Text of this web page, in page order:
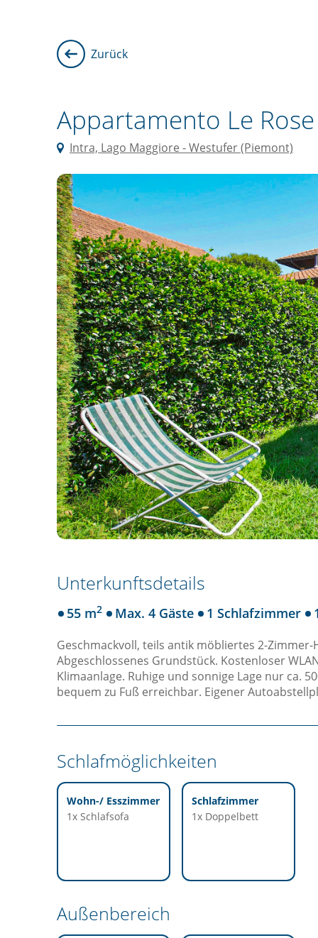
Zurück
Appartamento Le
Intra, Lago Maggiore - Westufer (Piemont)
Unterkunftsdetails
55 m2 Max. 4 Gäste 1 Schlafzimmer
Geschmackvoll, teils antik möbliertes 2-
Abgeschlossenes Grundstück. Kostenloser
Klimaanlage. Ruhige und sonnige Lage nur ca.
bequem zu Fuß erreichbar. Eigener
Schlafmöglichkeiten
Wohn-/ Esszimmer
1x Schlafsofa
Schlafzimmer
1x Doppelbett
Außenbereich